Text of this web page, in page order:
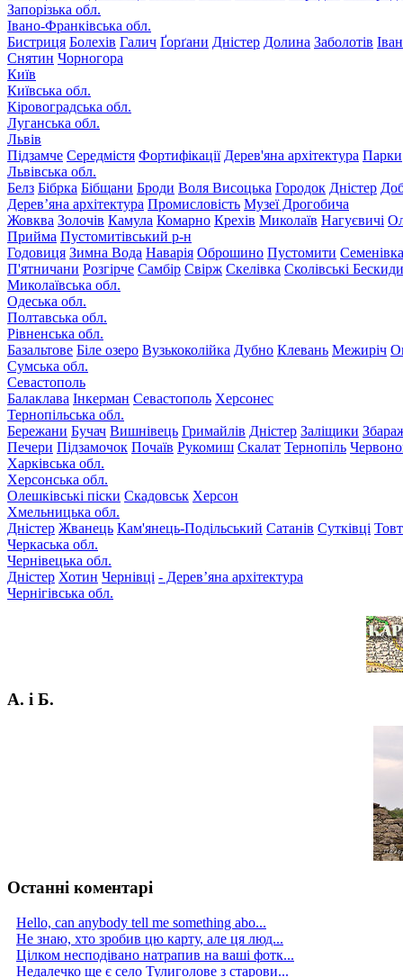
Запорізька обл.
Івано-Франківська обл.
Бистриця Болехів Галич Ґорґани Дністер Долина Заболотів
Снятин Чорногора
Київ
Київська обл.
Кіровоградська обл.
Луганська обл.
Львів
Підзамче Середмістя Фортифікації Дерев'яна архітектура Парки
Львівська обл.
Белз Бібрка Бібщани Броди Воля Висоцька Городок Дністер
Дерев’яна архітектура Промисловість Музеї Дрогобича
Жовква Золочів Камула Комарно Крехів Миколаїв Нагуєвичі
Прийма Пустомитівський р-н
Годовиця Зимна Вода Наварія Оброшино Пустомити Семенівка
П'ятничани Розгірче Самбір Свірж Скелівка Сколівські Бескиди
Миколаївська обл.
Одеська обл.
Полтавська обл.
Рівненська обл.
Базальтове Біле озеро Вузькоколійка Дубно Клевань Межиріч
Сумська обл.
Севастополь
Балаклава Інкерман Севастополь Херсонес
Тернопільська обл.
Бережани Бучач Вишнівець Гримайлів Дністер Заліщики
Печери Підзамочок Почаїв Рукомиш Скалат Тернопіль
Харківська обл.
Херсонська обл.
Олешківські піски Скадовськ Херсон
Хмельницька обл.
Дністер Жванець Кам'янець-Подільський Сатанів Сутківці
Черкаська обл.
Чернівецька обл.
Дністер Хотин Чернівці - Дерев’яна архітектура
Чернігівська обл.
А. і Б.
Останні коментарі
Hello, can anybody tell me something abo...
Не знаю, хто зробив цю карту, але ця люд...
Цілком несподівано натрапив на ваші фотк...
Недалечко ще є село Тулиголове з старови...